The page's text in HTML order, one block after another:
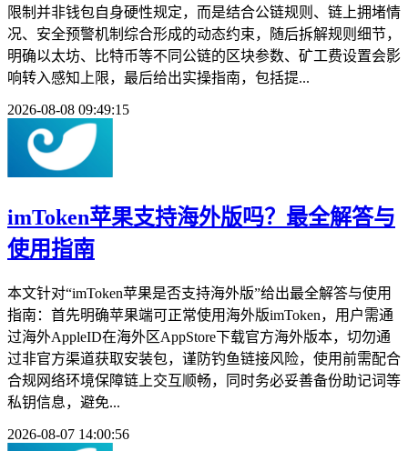
限制并非钱包自身硬性规定，而是结合公链规则、链上拥堵情
况、安全预警机制综合形成的动态约束，随后拆解规则细节，
明确以太坊、比特币等不同公链的区块参数、矿工费设置会影
响转入感知上限，最后给出实操指南，包括提...
2026-08-08 09:49:15
imToken苹果支持海外版吗？最全解答与
使用指南
本文针对“imToken苹果是否支持海外版”给出最全解答与使用
指南：首先明确苹果端可正常使用海外版imToken，用户需通
过海外AppleID在海外区AppStore下载官方海外版本，切勿通
过非官方渠道获取安装包，谨防钓鱼链接风险，使用前需配合
合规网络环境保障链上交互顺畅，同时务必妥善备份助记词等
私钥信息，避免...
2026-08-07 14:00:56